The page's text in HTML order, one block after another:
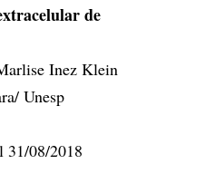
de
Inez Klein
Unesp
31/08/2018